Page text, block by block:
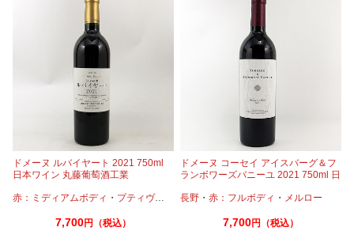
ドメーヌ ルバイヤート 2021 750ml
日本ワイン 丸藤葡萄酒工業
赤：ミディアムボディ ・ プティヴェルド ・メルロー・タナ
7,700円（税込）
ドメーヌ コーセイ アイスバーグ＆フ
ランボワーズバニーユ 2021 750ml 日
長野 ・赤：フルボディ ・ メルロー
7,700円（税込）